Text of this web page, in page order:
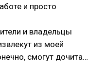
и просто
и владельцы
из моей
смогут дочита…